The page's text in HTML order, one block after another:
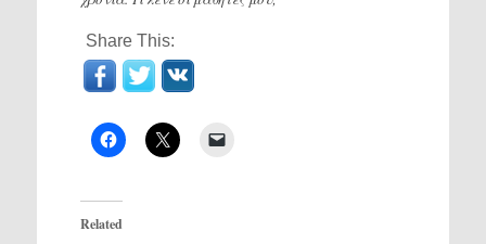
Share This:
Related